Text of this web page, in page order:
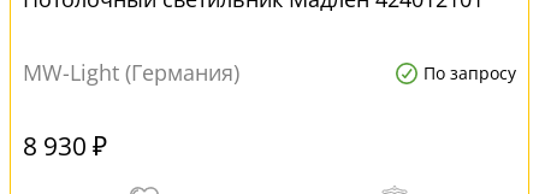
MW-Light (Германия) По запросу
8 930 ₽